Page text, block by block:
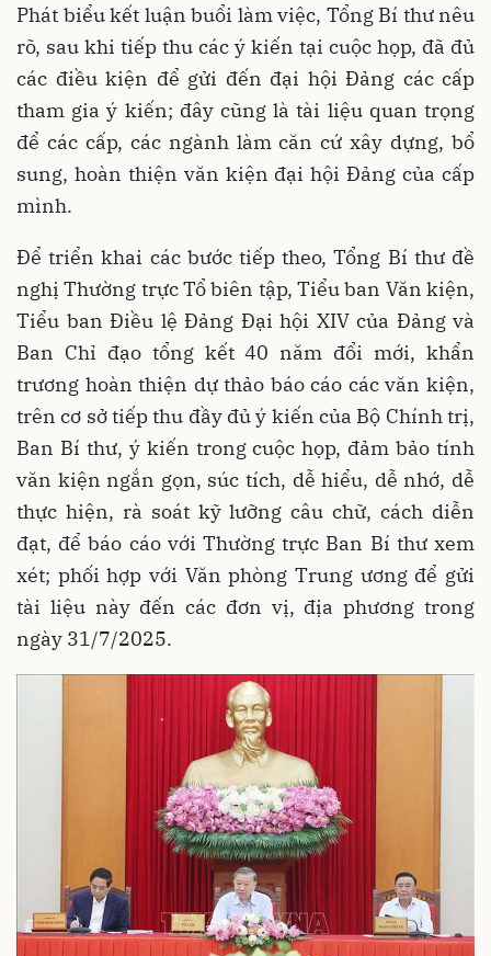
Phát biểu kết luận buổi làm việc, Tổng Bí thư nêu
rõ, sau khi tiếp thu các ý kiến tại cuộc họp, đã đủ
các điều kiện để gửi đến đại hội Đảng các cấp
tham gia ý kiến; đây cũng là tài liệu quan trọng
để các cấp, các ngành làm căn cứ xây dựng, bổ
sung, hoàn thiện văn kiện đại hội Đảng của cấp
mình.
Để triển khai các bước tiếp theo, Tổng Bí thư đề
nghị Thường trực Tổ biên tập, Tiểu ban Văn kiện,
Tiểu ban Điều lệ Đảng Đại hội XIV của Đảng và
Ban Chỉ đạo tổng kết 40 năm đổi mới, khẩn
trương hoàn thiện dự thảo báo cáo các văn kiện,
trên cơ sở tiếp thu đầy đủ ý kiến của Bộ Chính trị,
Ban Bí thư, ý kiến trong cuộc họp, đảm bảo tính
văn kiện ngắn gọn, súc tích, dễ hiểu, dễ nhớ, dễ
thực hiện, rà soát kỹ lưỡng câu chữ, cách diễn
đạt, để báo cáo với Thường trực Ban Bí thư xem
xét; phối hợp với Văn phòng Trung ương để gửi
tài liệu này đến các đơn vị, địa phương trong
ngày 31/7/2025.